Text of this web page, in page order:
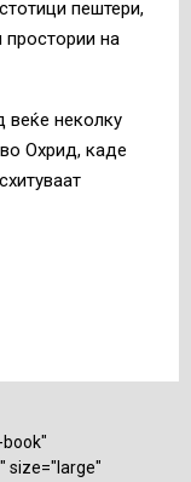
пештери,
простории на
веќе неколку
Охрид, каде
size="large"